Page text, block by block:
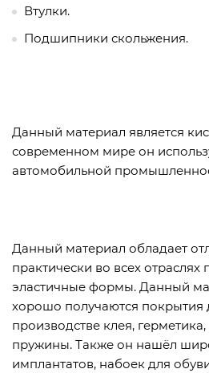
Втулки.
Подшипники скольжения.
Данный материал является
современном мире он
автомобильной
Данный материал обладает
практически во всех
эластичные формы. Данный
хорошо получаются покрытия
производстве клея,
пружины. Также он нашёл
имплантатов, набоек для